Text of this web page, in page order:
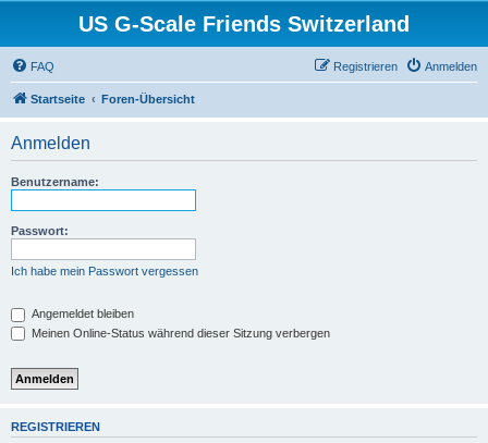
US G-Scale Friends Switzerland
FAQ Anmelden
Registrieren
Startseite Foren-Übersicht
Anmelden
Benutzername:
Passwort:
Ich habe mein Passwort vergessen
Angemeldet bleiben
Meinen Online-Status während dieser Sitzung verbergen
REGISTRIEREN